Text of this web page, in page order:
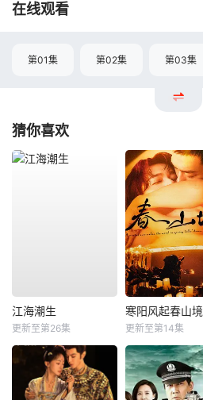
在线观看
第01集 第02集 第03集
猜你喜欢
江海潮生
更新至第26集
寒阳风起春山境
更新至第14集